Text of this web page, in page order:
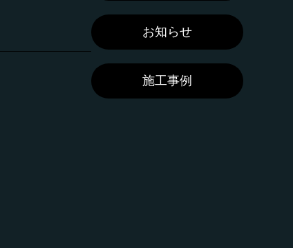
お知らせ
施工事例